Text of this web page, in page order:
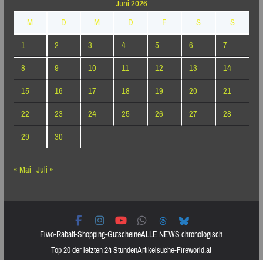
Juni 2026
M
D M D F S
S
1
2 3 4 5 6
7
8
9 10 11 12 13
14
15
16 17 18 19 20
21
22
23 24 25 26 27
28
29
30
« Mai Juli »
Fiwo-Rabatt-Shopping-GutscheineALLE NEWS chronologisch
Top 20 der letzten 24 StundenArtikelsuche-Fireworld.at